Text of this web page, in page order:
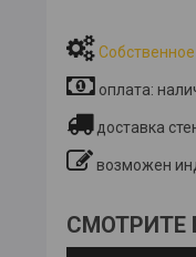
оплата:
доставка
возможен
СМОТРИТЕ